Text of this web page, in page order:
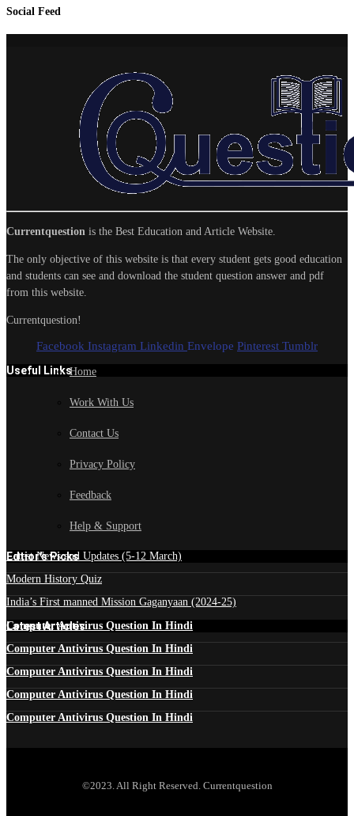
Social Feed
Currentquestion is the Best Education and Article Website.
The only objective of this website is that every student gets good education
and students can see and download the student question answer and pdf
from this website.
Currentquestion!
Facebook Instagram Linkedin Envelope Pinterest Tumblr
Useful LinksHome
Work With Us
Contact Us
Privacy Policy
Feedback
Help & Support
Edtior's Picks
Latest News and Updates (5-12 March)
Modern History Quiz
India’s First manned Mission Gaganyaan (2024-25)
Latest Articles
Computer Antivirus Question In Hindi
Computer Antivirus Question In Hindi
Computer Antivirus Question In Hindi
Computer Antivirus Question In Hindi
Computer Antivirus Question In Hindi
©2023. All Right Reserved. Currentquestion